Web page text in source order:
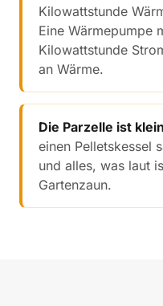
Kilowattstunde
Eine Wärmepumpe
Kilowattstunde
an Wärme.
Die Parzelle ist
einen Pelletskessel
und alles, was laut
Gartenzaun.